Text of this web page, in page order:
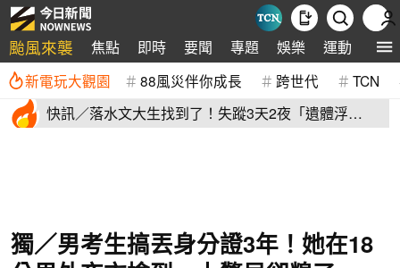
颱風來襲 焦點 即時 要聞 專題 娛樂 運動 全球
新電玩大觀園 88風災伴你成長 跨世代 TCN
快訊／落水文大生找到了！失蹤3天2夜「遺體浮
獨／男考生搞丟身分證3年！她在18